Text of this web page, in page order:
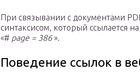
При связывании с документами
синтаксисом, который ссылается
«# page = 386».
Поведение ссылок в